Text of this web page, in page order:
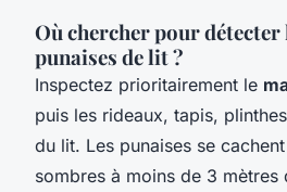
Où chercher pour détecter
punaises de lit ?
Inspectez prioritairement le
puis les rideaux, tapis,
du lit. Les punaises se
sombres à moins de 3 mètres